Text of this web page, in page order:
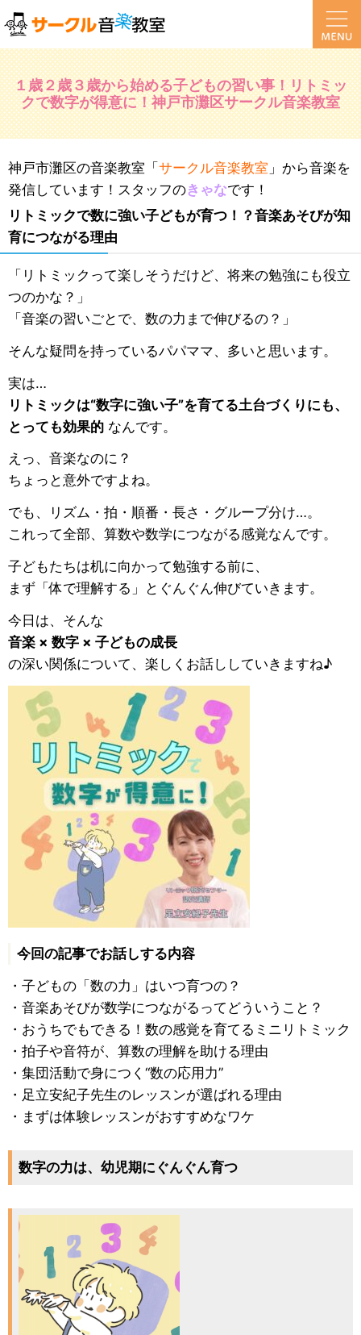
１歳２歳３歳から始める子どもの習い事！リトミッ
クで数字が得意に！神戸市灘区サークル音楽教室
神戸市灘区の音楽教室「 サークル音楽教室 」から音楽を
発信しています！スタッフのきゃなです！
リトミックで数に強い子どもが育つ！？音楽あそびが知
育につながる理由
「リトミックって楽しそうだけど、将来の勉強にも役立
つのかな？」
「音楽の習いごとで、数の力まで伸びるの？」
そんな疑問を持っているパパママ、多いと思います。
実は…
リトミックは“数字に強い子”を育てる土台づくりにも、
とっても効果的 なんです。
えっ、音楽なのに？
ちょっと意外ですよね。
でも、リズム・拍・順番・長さ・グループ分け…。
これって全部、算数や数学につながる感覚なんです。
子どもたちは机に向かって勉強する前に、
まず「体で理解する」とぐんぐん伸びていきます。
今日は、そんな
音楽 × 数字 × 子どもの成長
の深い関係について、楽しくお話ししていきますね♪
今回の記事でお話しする内容
・子どもの「数の力」はいつ育つの？
・音楽あそびが数学につながるってどういうこと？
・おうちでもできる！数の感覚を育てるミニリトミック
・拍子や音符が、算数の理解を助ける理由
・集団活動で身につく“数の応用力”
・足立安紀子先生のレッスンが選ばれる理由
・まずは体験レッスンがおすすめなワケ
数字の力は、幼児期にぐんぐん育つ